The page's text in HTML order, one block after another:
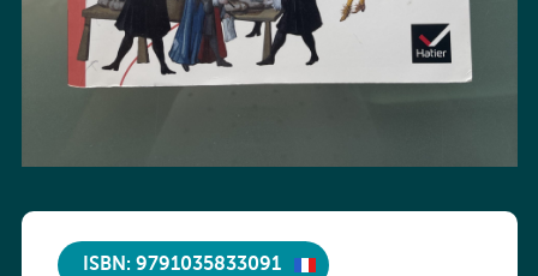
ISBN: 9791035833091